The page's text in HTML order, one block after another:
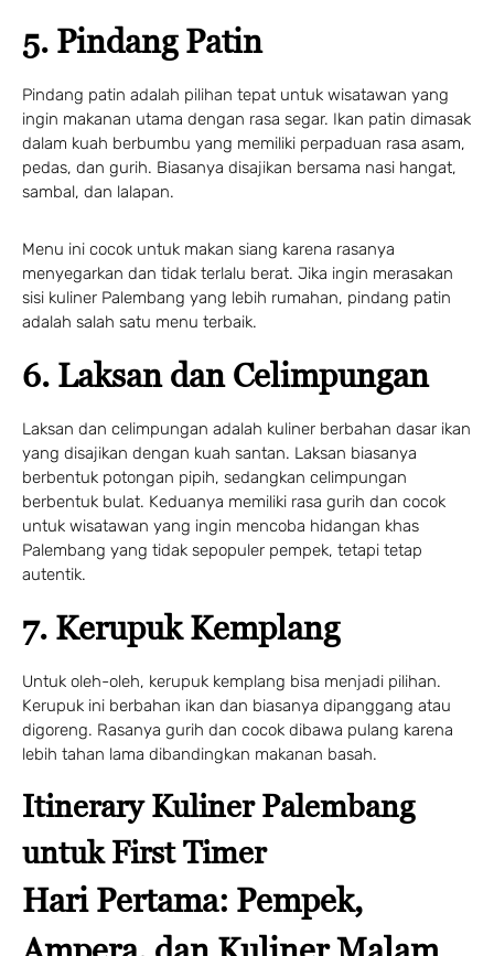
5. Pindang Patin
Pindang patin adalah pilihan tepat untuk wisatawan yang
ingin makanan utama dengan rasa segar. Ikan patin dimasak
dalam kuah berbumbu yang memiliki perpaduan rasa asam,
pedas, dan gurih. Biasanya disajikan bersama nasi hangat,
sambal, dan lalapan.
Menu ini cocok untuk makan siang karena rasanya
menyegarkan dan tidak terlalu berat. Jika ingin merasakan
sisi kuliner Palembang yang lebih rumahan, pindang patin
adalah salah satu menu terbaik.
6. Laksan dan Celimpungan
Laksan dan celimpungan adalah kuliner berbahan dasar ikan
yang disajikan dengan kuah santan. Laksan biasanya
berbentuk potongan pipih, sedangkan celimpungan
berbentuk bulat. Keduanya memiliki rasa gurih dan cocok
untuk wisatawan yang ingin mencoba hidangan khas
Palembang yang tidak sepopuler pempek, tetapi tetap
autentik.
7. Kerupuk Kemplang
Untuk oleh-oleh, kerupuk kemplang bisa menjadi pilihan.
Kerupuk ini berbahan ikan dan biasanya dipanggang atau
digoreng. Rasanya gurih dan cocok dibawa pulang karena
lebih tahan lama dibandingkan makanan basah.
Itinerary Kuliner Palembang
untuk First Timer
Hari Pertama: Pempek,